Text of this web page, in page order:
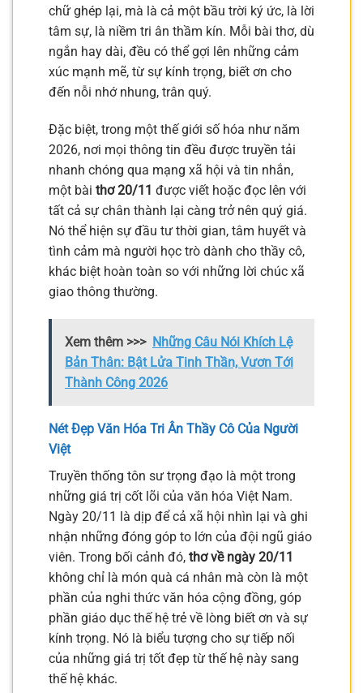
chữ ghép lại, mà là cả một bầu trời ký ức, là lời
tâm sự, là niềm tri ân thầm kín. Mỗi bài thơ, dù
ngắn hay dài, đều có thể gợi lên những cảm
xúc mạnh mẽ, từ sự kính trọng, biết ơn cho
đến nỗi nhớ nhung, trân quý.
Đặc biệt, trong một thế giới số hóa như năm
2026, nơi mọi thông tin đều được truyền tải
nhanh chóng qua mạng xã hội và tin nhắn,
một bài thơ 20/11 được viết hoặc đọc lên với
tất cả sự chân thành lại càng trở nên quý giá.
Nó thể hiện sự đầu tư thời gian, tâm huyết và
tình cảm mà người học trò dành cho thầy cô,
khác biệt hoàn toàn so với những lời chúc xã
giao thông thường.
Xem thêm >>> Những Câu Nói Khích Lệ
Bản Thân: Bật Lửa Tinh Thần, Vươn Tới
Thành Công 2026
Nét Đẹp Văn Hóa Tri Ân Thầy Cô Của Người
Việt
Truyền thống tôn sư trọng đạo là một trong
những giá trị cốt lõi của văn hóa Việt Nam.
Ngày 20/11 là dịp để cả xã hội nhìn lại và ghi
nhận những đóng góp to lớn của đội ngũ giáo
viên. Trong bối cảnh đó, thơ về ngày 20/11
không chỉ là món quà cá nhân mà còn là một
phần của nghi thức văn hóa cộng đồng, góp
phần giáo dục thế hệ trẻ về lòng biết ơn và sự
kính trọng. Nó là biểu tượng cho sự tiếp nối
của những giá trị tốt đẹp từ thế hệ này sang
thế hệ khác.